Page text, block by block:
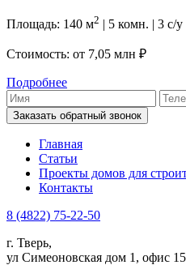
Площадь: 140 м2 | 5 комн. | 3 с/у
Стоимость: от 7,05 млн ₽
Подробнее
Заказать обратный звонок
Главная
Статьи
Проекты домов для
Контакты
8 (4822) 75-22-50
г. Тверь,
ул Симеоновская дом 1, офис 15